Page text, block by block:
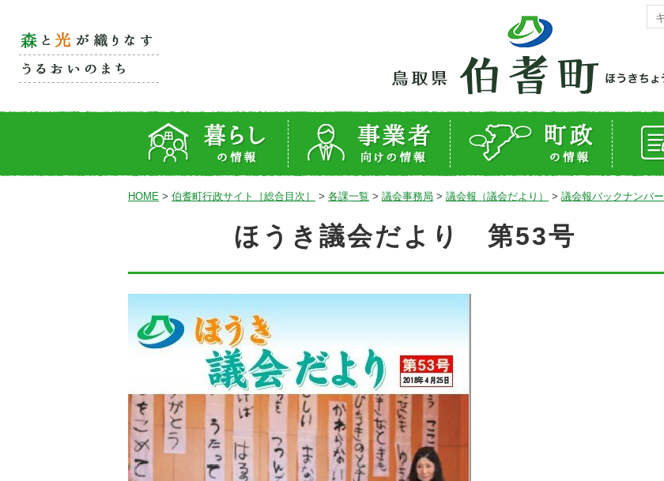
HOME > 伯耆町行政サイト［総合目次］ > 各課一覧 > 議会事務局 > 議会報（議会だより） > 議会報バックナンバー
ほうき議会だより 第53号